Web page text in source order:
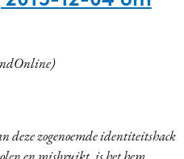
deze zogenoemde identiteitshack